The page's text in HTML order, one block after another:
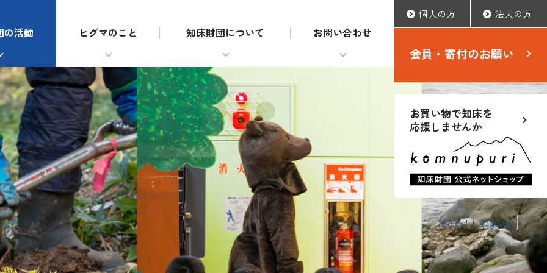
の活動 ヒグマのこと 知床財団について お問い合わせ
Select Language▼
個人の方 法人の方
会員・寄付のお願い
お買い物で知床を
応援しませんか